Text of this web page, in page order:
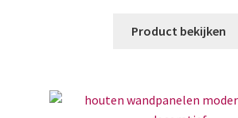
Product bekijken